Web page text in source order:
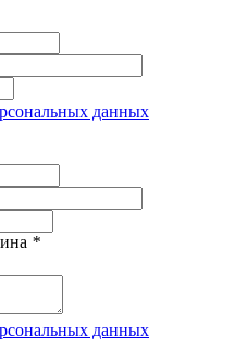
данных
*
данных